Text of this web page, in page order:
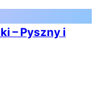
– Pyszny i